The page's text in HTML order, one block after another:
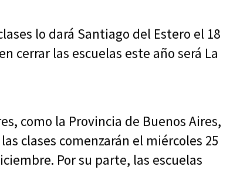
lo dará Santiago del Estero el 18
cerrar las escuelas este año será La
como la Provincia de Buenos Aires,
clases comenzarán el miércoles 25
Por su parte, las escuelas